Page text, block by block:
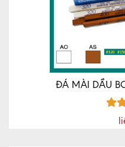
ĐÁ MÀI DẦU